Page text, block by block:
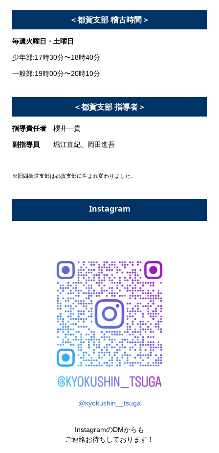
＜都賀支部 稽古時間＞
毎週火曜日・土曜日
少年部:17時30分〜18時40分
一般部:19時00分〜20時10分
＜都賀支部 指導者＞
指導責任者櫻井一貴
副指導員 堀江直紀、岡田進吾
※旧四街道支部は都賀支部に生まれ変わりました。
Instagram
@kyokushin__tsuga
InstagramのDMからも
ご連絡お待ちしております！